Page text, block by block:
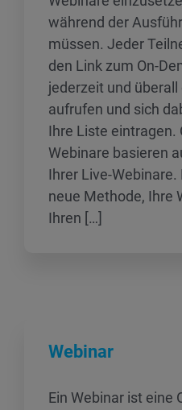
während der
müssen. Jeder
den Link zum On-
jederzeit und überall
aufrufen und sich
Ihre Liste eintragen.
Webinare basieren
Ihrer Live-
neue Methode, Ihre
Ihren […]
Webinar
Ein Webinar ist eine